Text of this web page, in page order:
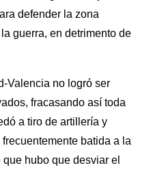
defender la zona
guerra, en detrimento de
Valencia no logró ser
fracasando así toda
a tiro de artillería y
batida a la
hubo que desviar el